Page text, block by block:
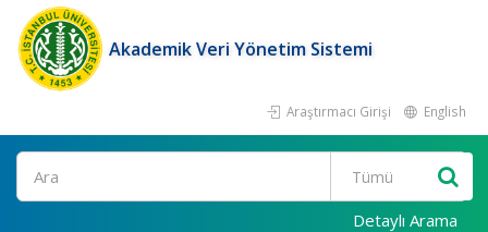
Akademik Veri Yönetim Sistemi
Araştırmacı Girişi English
Ara
Detaylı Arama